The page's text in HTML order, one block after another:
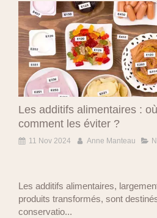
Les additifs alimentaires :
comment les éviter ?
11 Nov 2024 Anne Manteau
Les additifs alimentaires,
produits transformés, sont
conservatio...